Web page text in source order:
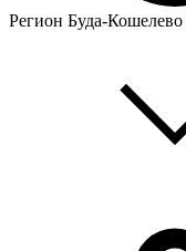
Регион Буда-Кошелево